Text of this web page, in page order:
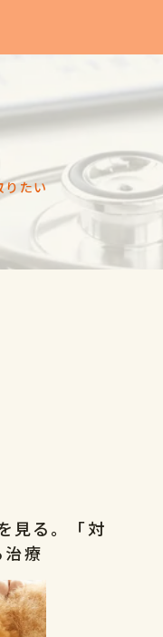
りたい
見る。「対
治療